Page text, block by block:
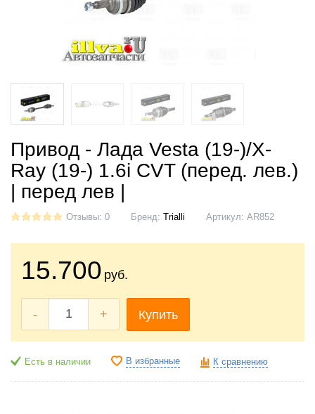
Привод - Лада Vesta (19-)/X-
Ray (19-) 1.6i CVT (перед. лев.)
| перед лев |
Отзывы: 0 Бренд: Trialli Артикул: AR852
15.700 руб.
- + Купить
Есть в наличии В избранные К сравнению